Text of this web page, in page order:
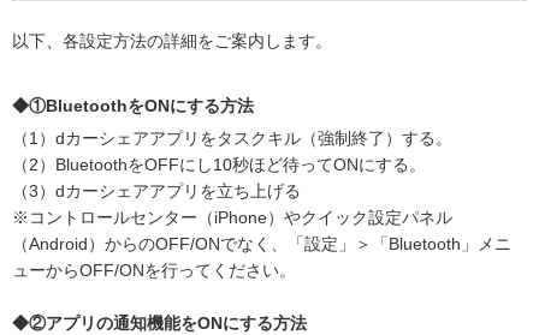
以下、各設定方法の詳細をご案内します。
◆①BluetoothをONにする方法
（1）dカーシェアアプリをタスクキル（強制終了）する。
（2）BluetoothをOFFにし10秒ほど待ってONにする。
（3）dカーシェアアプリを立ち上げる
※コントロールセンター（iPhone）やクイック設定パネル
（Android）からのOFF/ONでなく、「設定」＞「Bluetooth」メニ
ューからOFF/ONを行ってください。
◆②アプリの通知機能をONにする方法